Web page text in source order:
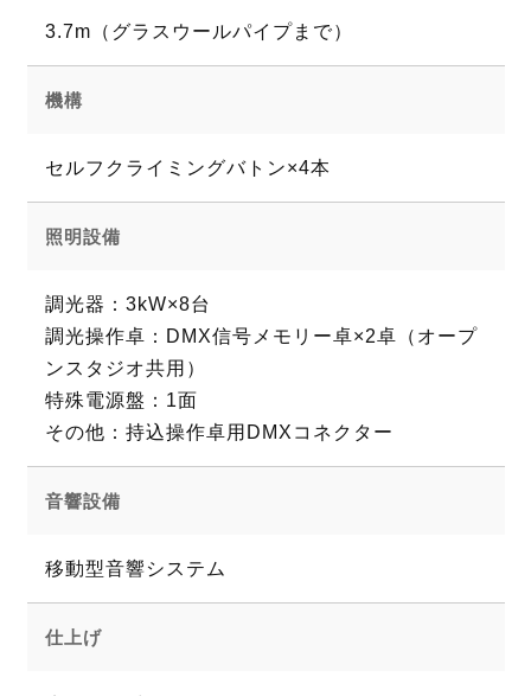
3.7m（グラスウールパイプまで）
機構
セルフクライミングバトン×4本
照明設備
調光器：3kW×8台
調光操作卓：DMX信号メモリー卓×2卓（オープ
ンスタジオ共用）
特殊電源盤：1面
その他：持込操作卓用DMXコネクター
音響設備
移動型音響システム
仕上げ